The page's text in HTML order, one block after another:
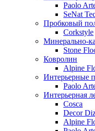
Paolo
SeNat
Пробковый
Corkstyle
Минерально-
Stone
Ковролин
Alpine
Интерьерные
Paolo
Интерьерная
Cosca
Decor
Alpine